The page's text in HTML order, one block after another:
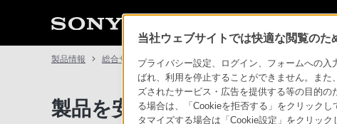
製品情報 総合サポート・お問い合わせ
製品を安全に、安心してご使
当社ウェブサイトでは快適な閲覧のた
プライバシー設定、ログイン、フォームへの
ばれ、利用を停止することができません。ま
ズされたサービス・広告を提供する等の目的
る場合は、「Cookieを拒否する」をクリック
タマイズする場合は「Cookie設定」をクリッ